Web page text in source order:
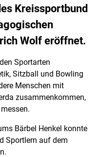
Kreissportbund
Wolf eröffnet.
Sportarten
Sitzball und Bowling
Menschen mit
zusammenkommen,
Bärbel Henkel konnte
Sportlern auf dem